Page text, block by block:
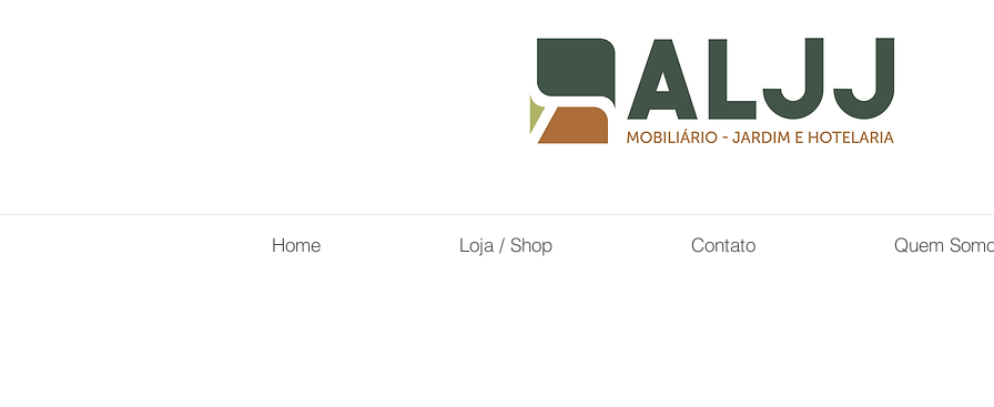
Home Loja / Shop Contato Quem